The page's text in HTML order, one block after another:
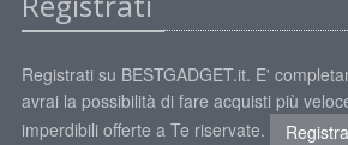
Registrati su BESTGADGET.it. E'
avrai la possibilità di fare acquisti più
imperdibili offerte a Te riservate.